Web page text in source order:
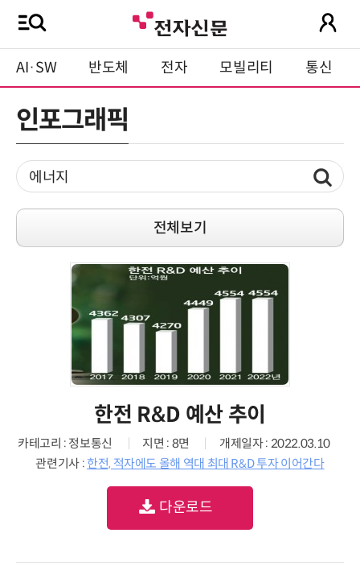
AI·SW 반도체 전자 모빌리티 통신
인포그래픽
전체보기
한전 R&D 예산 추이
카테고리 : 정보통신 지면 : 8면
개제일자 : 2022.03.10
관련기사 : 한전, 적자에도 올해 역대 최대 R&D 투자 이어간다
다운로드